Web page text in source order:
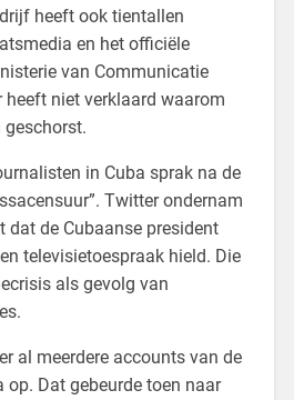
heeft ook tientallen
en het officiële
van Communicatie
heeft niet verklaard waarom
geschorst.
in Cuba sprak na de
Twitter ondernam
dat de Cubaanse president
televisietoespraak hield. Die
als gevolg van
al meerdere accounts van de
op. Dat gebeurde toen naar